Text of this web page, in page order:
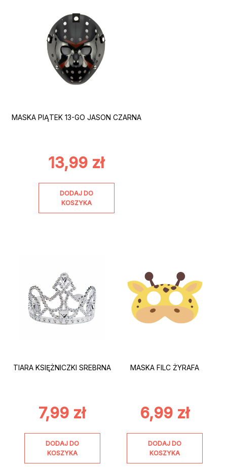
MASKA PIĄTEK 13-GO JASON CZARNA
13,99 zł
DODAJ DO
KOSZYKA
TIARA KSIĘŻNICZKI SREBRNA
7,99 zł
DODAJ DO
KOSZYKA
MASKA FILC ŻYRAFA
6,99 zł
DODAJ DO
KOSZYKA